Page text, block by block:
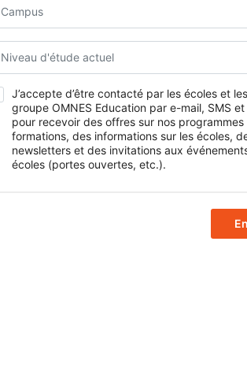
Campus
Niveau d'étude actuel
J’accepte d’être contacté par les écoles et
groupe OMNES Education par e-mail, SMS
pour recevoir des offres sur nos programmes
formations, des informations sur les écoles,
newsletters et des invitations aux
écoles (portes ouvertes, etc.).